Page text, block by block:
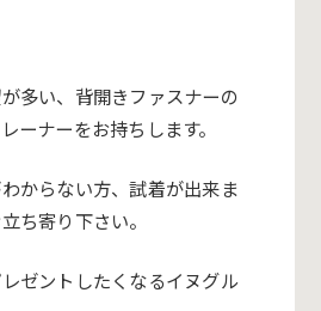
多い、背開きファスナーの
ーナーをお持ちします。
からない方、試着が出来ま
ち寄り下さい。
ゼントしたくなるイヌグル